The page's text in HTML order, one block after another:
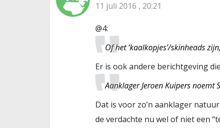
11 juli 2016 , 20:21
@4:
Of het ‘kaalkopjes’/skinheads
Er is ook andere berichtgeving
Aanklager Jeroen Kuipers noemt
Dat is voor zo’n aanklager
de verdachte nu wel of niet een